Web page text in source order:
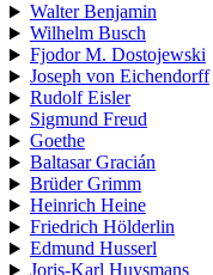
Walter Benjamin
Wilhelm Busch
Fjodor M. Dostojewski
Joseph von Eichendorff
Rudolf Eisler
Sigmund Freud
Goethe
Baltasar Gracián
Brüder Grimm
Heinrich Heine
Friedrich Hölderlin
Edmund Husserl
Joris-Karl Huysmans